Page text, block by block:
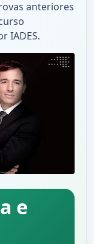
anteriores
IADES.
e